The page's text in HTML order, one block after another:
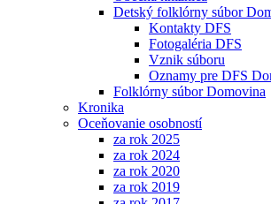
Detský folklórny súbor
Kontakty DFS
Fotogaléria DFS
Vznik súboru
Oznamy pre DFS
Folklórny súbor Domovina
Kronika
Oceňovanie osobností
za rok 2025
za rok 2024
za rok 2020
za rok 2019